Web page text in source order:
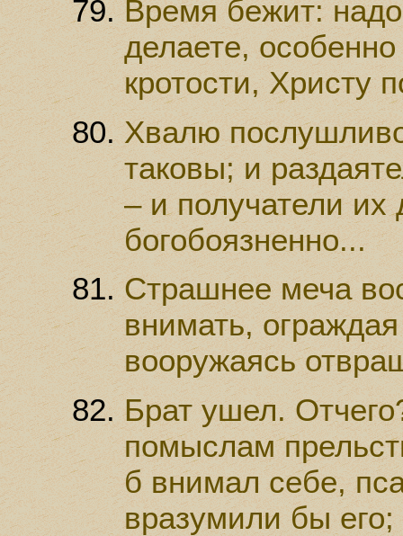
Время бежит:
делаете,
кротости, Христу
Хвалю
таковы; и
– и получатели их
богобоязненно...
Страшнее меча
внимать,
вооружаясь
Брат ушел.
помыслам
б внимал себе,
вразумили бы